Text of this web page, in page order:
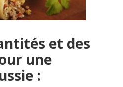
et des
une
: